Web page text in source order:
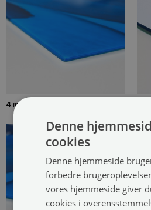
4 mm tykt hærdet glas
Denne
cookies
Denne hjemmeside
forbedre
vores hjemmeside giver
cookies i